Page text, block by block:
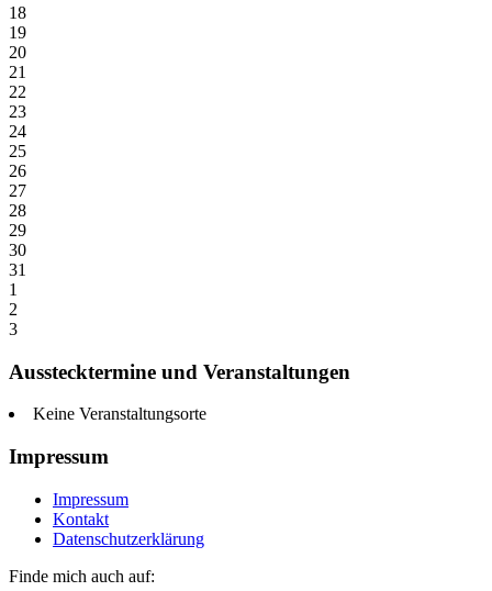
18
19
20
21
22
23
24
25
26
27
28
29
30
31
1
2
3
Ausstecktermine und Veranstaltungen
Keine Veranstaltungsorte
Impressum
Impressum
Kontakt
Datenschutzerklärung
Finde mich auch auf: